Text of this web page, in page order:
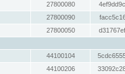
27800080
27800090
27800050
44100104
44100206